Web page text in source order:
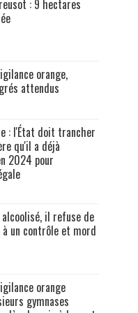
: 9 hectares
orange,
attendus
: l'État doit trancher
qu'il a déjà
2024 pour
il refuse de
un contrôle et mord
orange
gymnases